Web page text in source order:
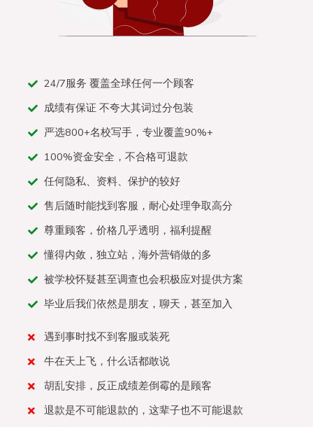
24/7服务 覆盖全球任何一个顾客
成绩有保证 不夸大其词过分包装
严选800+名校写手，专业覆盖90%+
100%资金安全，不合格可退款
任何隐私、资料、保护的较好
售后随时能找到客服，耐心处理争取高分
尊重顾客，价格几乎透明，福利提醒
懂得内敛，独立站，海外营销做的多
被学校怀疑甚至调查也会积极应对提供方案
毕业后我们依然是朋友，聊天，甚至加入
遇到事时找不到客服或装死
牛在天上飞，什么话都敢说
胡乱安排，反正成绩差倒霉的是顾客
退款是不可能退款的，这辈子也不可能退款